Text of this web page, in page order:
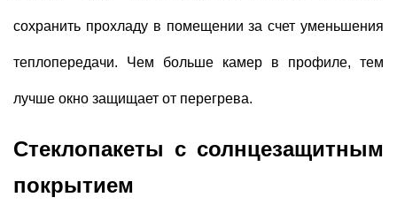
сохранить прохладу в помещении за счет уменьшения
теплопередачи. Чем больше камер в профиле, тем
лучше окно защищает от перегрева.
Стеклопакеты с солнцезащитным
покрытием